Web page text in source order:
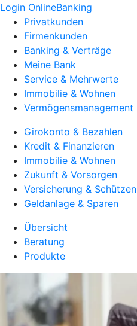
Login OnlineBanking
Privatkunden
Firmenkunden
Banking & Verträge
Meine Bank
Service & Mehrwerte
Immobilie & Wohnen
Vermögensmanagement
Girokonto & Bezahlen
Kredit & Finanzieren
Immobilie & Wohnen
Zukunft & Vorsorgen
Versicherung & Schützen
Geldanlage & Sparen
Übersicht
Beratung
Produkte